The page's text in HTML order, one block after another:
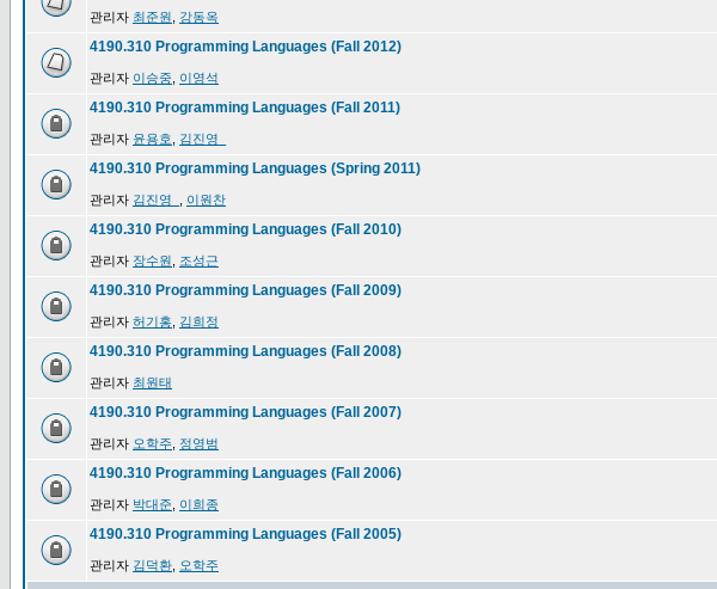
관리자 최준원 강동옥
4190.310 Programming Languages (Fall 2012)
관리자 이승중 이영석
4190.310 Programming Languages (Fall 2011)
관리자 윤용호 김진영_
4190.310 Programming Languages (Spring 2011)
관리자 김진영_ 이원찬
4190.310 Programming Languages (Fall 2010)
관리자 장수원 조성근
4190.310 Programming Languages (Fall 2009)
관리자 허기홍 김희정
4190.310 Programming Languages (Fall 2008)
관리자 최원태
4190.310 Programming Languages (Fall 2007)
관리자 오학주 정영범
4190.310 Programming Languages (Fall 2006)
관리자 박대준 이희종
4190.310 Programming Languages (Fall 2005)
관리자 김덕환 오학주